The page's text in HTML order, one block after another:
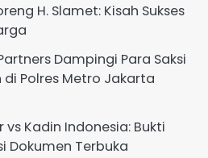
H. Slamet: Kisah Sukses
Dampingi Para Saksi
di Polres Metro Jakarta
Kadin Indonesia: Bukti
Dokumen Terbuka